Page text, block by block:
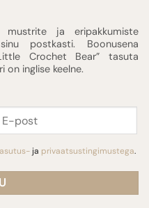
mustrite ja eripakkumiste
postkasti. Boonusena
Crochet Bear” tasuta
on inglise keelne.
post
ja privaatsustingimustega.